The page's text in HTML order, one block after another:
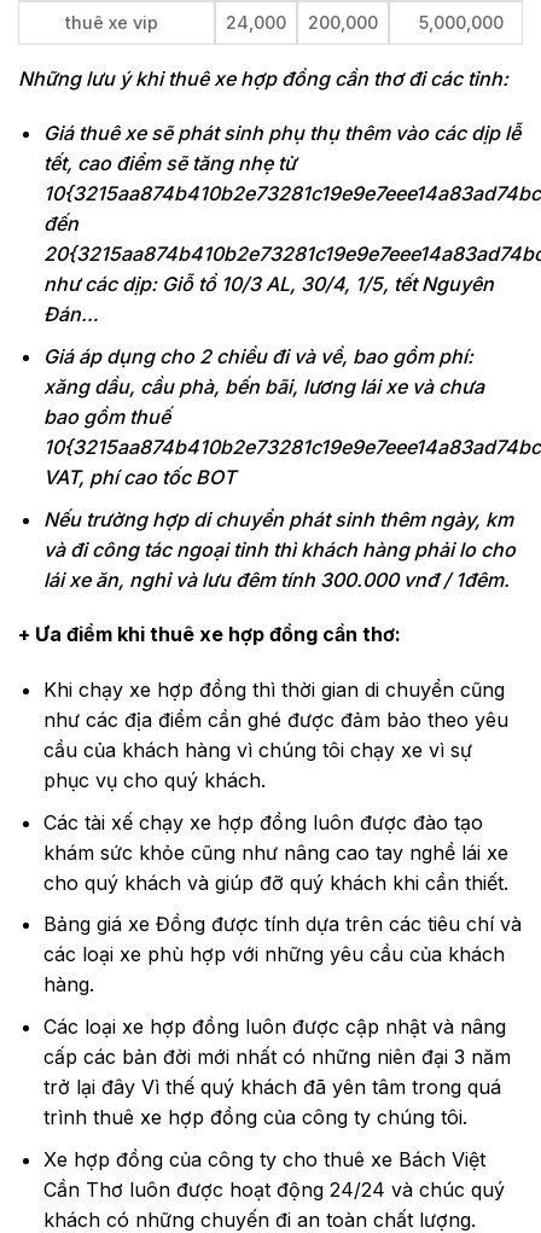
thuê xe vip 24,000 200,000 5,000,000
Những lưu ý khi thuê xe hợp đồng cần thơđi các tỉnh:
Giá thuê xe sẽ phát sinh phụ thụ thêm vào các dịp lễ
tết, cao điểm sẽ tăng nhẹ từ
đến
như các dịp: Giỗ tổ 10/3 AL, 30/4, 1/5, tết Nguyên
Đán…
Giá áp dụng cho 2 chiều đi và về, bao gồm phí:
xăng dầu, cầu phà, bến bãi, lương lái xe và chưa
bao gồm thuế
VAT, phí cao tốc BOT
Nếu trường hợp di chuyển phát sinh thêm ngày, km
và đi công tác ngoại tỉnh thì khách hàng phải lo cho
lái xe ăn, nghỉ và lưu đêm tính 300.000 vnđ / 1đêm.
+ Ưa điểm khi thuê xe hợp đồng cần thơ:
Khi chạy xe hợp đồng thì thời gian di chuyển cũng
như các địa điểm cần ghé được đảm bảo theo yêu
cầu của khách hàng vì chúng tôi chạy xe vì sự
phục vụ cho quý khách.
Các tài xế chạy xe hợp đồng luôn được đào tạo
khám sức khỏe cũng như nâng cao tay nghề lái xe
cho quý khách và giúp đỡ quý khách khi cần thiết.
Bảng giá xe Đồng được tính dựa trên các tiêu chí và
các loại xe phù hợp với những yêu cầu của khách
hàng.
Các loại xe hợp đồng luôn được cập nhật và nâng
cấp các bản đời mới nhất có những niên đại 3 năm
trở lại đây Vì thế quý khách đã yên tâm trong quá
trình thuê xe hợp đồng của công ty chúng tôi.
Xe hợp đồng của công ty cho thuê xe Bách Việt
Cần Thơ luôn được hoạt động 24/24 và chúc quý
khách có những chuyến đi an toàn chất lượng.